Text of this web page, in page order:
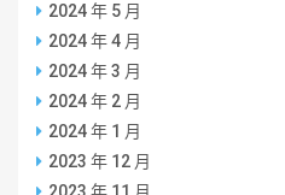
2024 年 5 月
2024 年 4 月
2024 年 3 月
2024 年 2 月
2024 年 1 月
2023 年 12 月